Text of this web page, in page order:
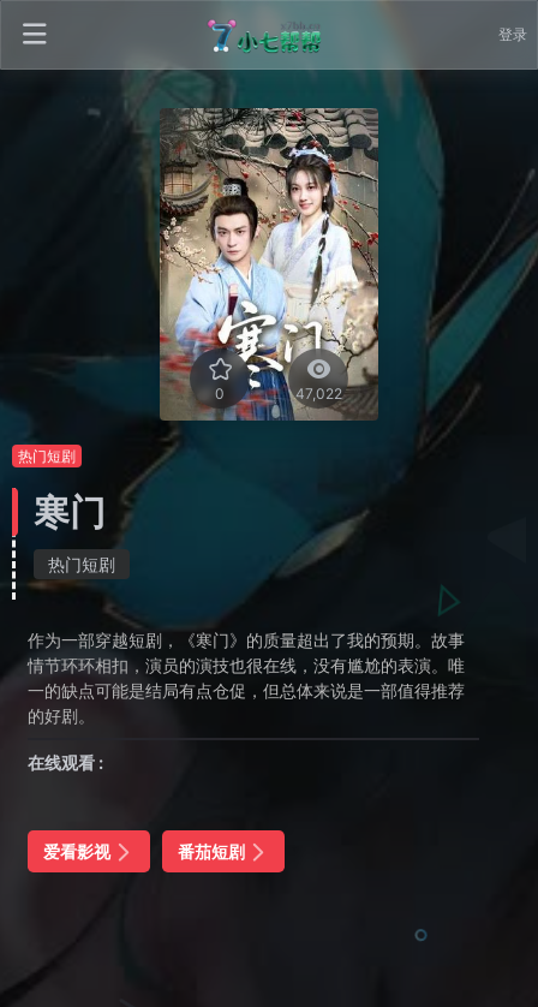
登录
0 47,022
热门短剧
寒门
热门短剧
作为一部穿越短剧，《寒门》的质量超出了我的预期。故事
情节环环相扣，演员的演技也很在线，没有尴尬的表演。唯
一的缺点可能是结局有点仓促，但总体来说是一部值得推荐
的好剧。
在线观看 :
爱看影视 番茄短剧